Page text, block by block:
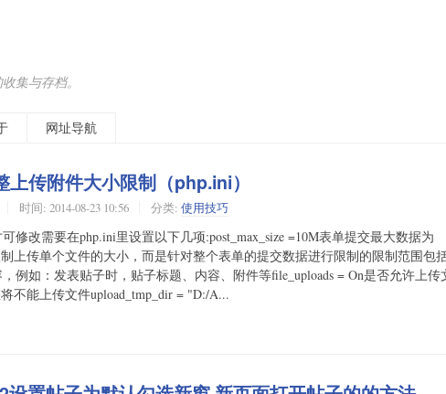
集与存档。
网址导航
上传附件大小限制（php.ini）
时间: 2014-08-23 10:56 分类: 使用技巧
修改需要在php.ini里设置以下几项:post_max_size =10M表单提交最大数据为
上传单个文件的大小，而是针对整个表单的提交数据进行限制的限制范围包
例如：发表贴子时，贴子标题、内容、附件等file_uploads = On是否允许上传
不能上传文件upload_tmp_dir = "D:/A...